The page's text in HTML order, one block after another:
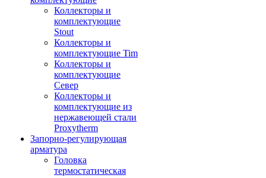
Коллекторы и
комплектующие
Stout
Коллекторы и
комплектующие Tim
Коллекторы и
комплектующие
Север
Коллекторы и
комплектующие из
нержавеющей стали
Proxytherm
Запорно-регулирующая
арматура
Головка
термостатическая